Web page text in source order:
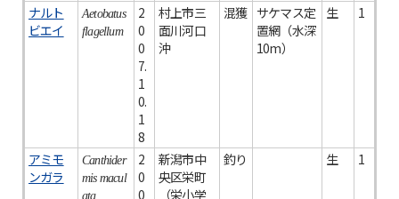
ナルト
ビエイ
Aetobatus
flagellum
2
0
0
7.
1
0.
1
8
村上市三
面川河口
沖
混獲 サケマス定
置網（水深
10m）
生 1
アミモ
ンガラ
Canthider
mis macul
ata
2
0
0
新潟市中
央区栄町
（栄小学
釣り 生 1